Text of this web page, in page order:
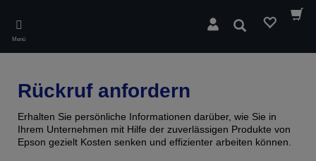
main
content
Menü
Suchen
Rückruf anfordern
Erhalten Sie persönliche Informationen darüber, wie Sie in
Ihrem Unternehmen mit Hilfe der zuverlässigen Produkte von
Epson gezielt Kosten senken und effizienter arbeiten können.